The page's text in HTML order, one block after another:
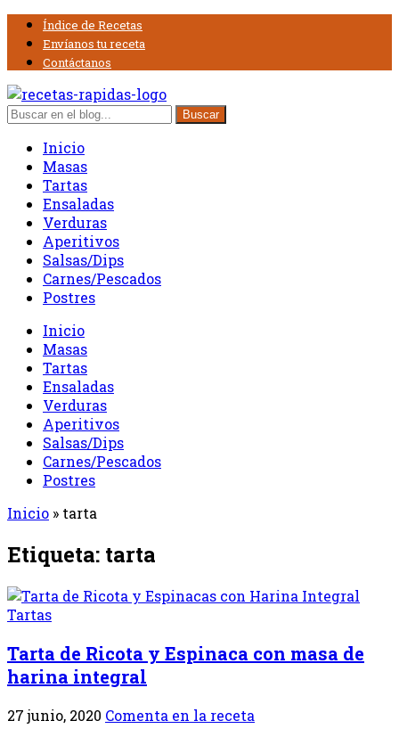
Índice de Recetas
Envíanos tu receta
Contáctanos
Inicio
Masas
Tartas
Ensaladas
Verduras
Aperitivos
Salsas/Dips
Carnes/Pescados
Postres
Inicio
Masas
Tartas
Ensaladas
Verduras
Aperitivos
Salsas/Dips
Carnes/Pescados
Postres
Inicio » tarta
Etiqueta: tarta
Tartas
Tarta de Ricota y Espinaca con masa de
harina integral
27 junio, 2020 Comenta en la receta